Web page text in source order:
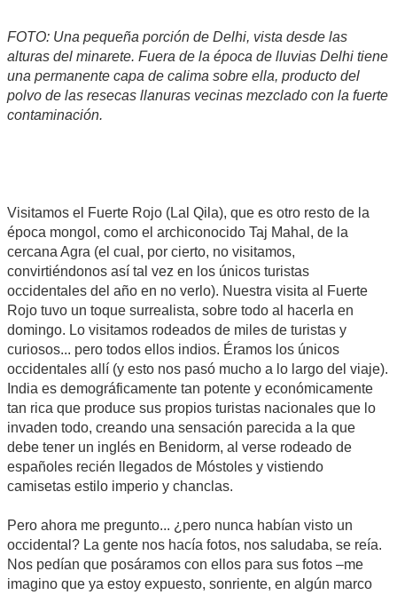
FOTO: Una pequeña porción de Delhi, vista desde las
alturas del minarete. Fuera de la época de lluvias Delhi tiene
una permanente capa de calima sobre ella, producto del
polvo de las resecas llanuras vecinas mezclado con la fuerte
contaminación.
Visitamos el Fuerte Rojo (Lal Qila), que es otro resto de la
época mongol, como el archiconocido Taj Mahal, de la
cercana Agra (el cual, por cierto, no visitamos,
convirtiéndonos así tal vez en los únicos turistas
occidentales del año en no verlo). Nuestra visita al Fuerte
Rojo tuvo un toque surrealista, sobre todo al hacerla en
domingo. Lo visitamos rodeados de miles de turistas y
curiosos... pero todos ellos indios. Éramos los únicos
occidentales allí (y esto nos pasó mucho a lo largo del viaje).
India es demográficamente tan potente y económicamente
tan rica que produce sus propios turistas nacionales que lo
invaden todo, creando una sensación parecida a la que
debe tener un inglés en Benidorm, al verse rodeado de
españoles recién llegados de Móstoles y vistiendo
camisetas estilo imperio y chanclas.
Pero ahora me pregunto... ¿pero nunca habían visto un
occidental? La gente nos hacía fotos, nos saludaba, se reía.
Nos pedían que posáramos con ellos para sus fotos –me
imagino que ya estoy expuesto, sonriente, en algún marco